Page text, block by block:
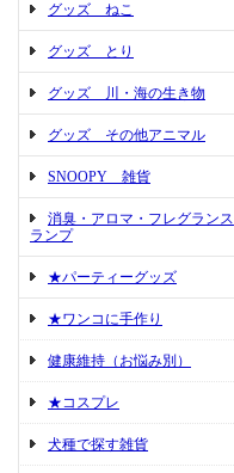
グッズ ねこ
グッズ とり
グッズ 川・海の生き物
グッズ その他アニマル
SNOOPY 雑貨
消臭・アロマ・フレグランス
ランプ
★パーティーグッズ
★ワンコに手作り
健康維持（お悩み別）
★コスプレ
犬種で探す雑貨